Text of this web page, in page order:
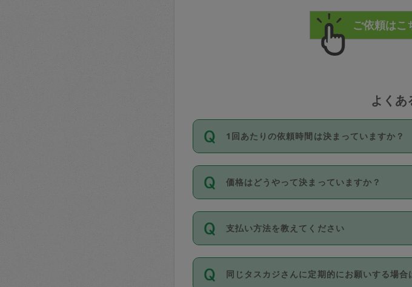
よくあ
1回あたりの依頼時間は決まっていますか？
依頼1回につき3時間固定です。3時間を超
い。機能をご利用いただくには、タスカジ
が必要です。なお、3時間を下回っても、値
価格はどうやって決まっていますか？
11種類の価格帯の中からタスカジさん自身
タスカジさんの価格設定には最初は制限が
除々に設定可能な最高額が上がっていく仕
支払い方法を教えてください
お支払方法はクレジットカード（Visa／
Club）のみとなります。
同じタスカジさんに定期的にお願いする場合